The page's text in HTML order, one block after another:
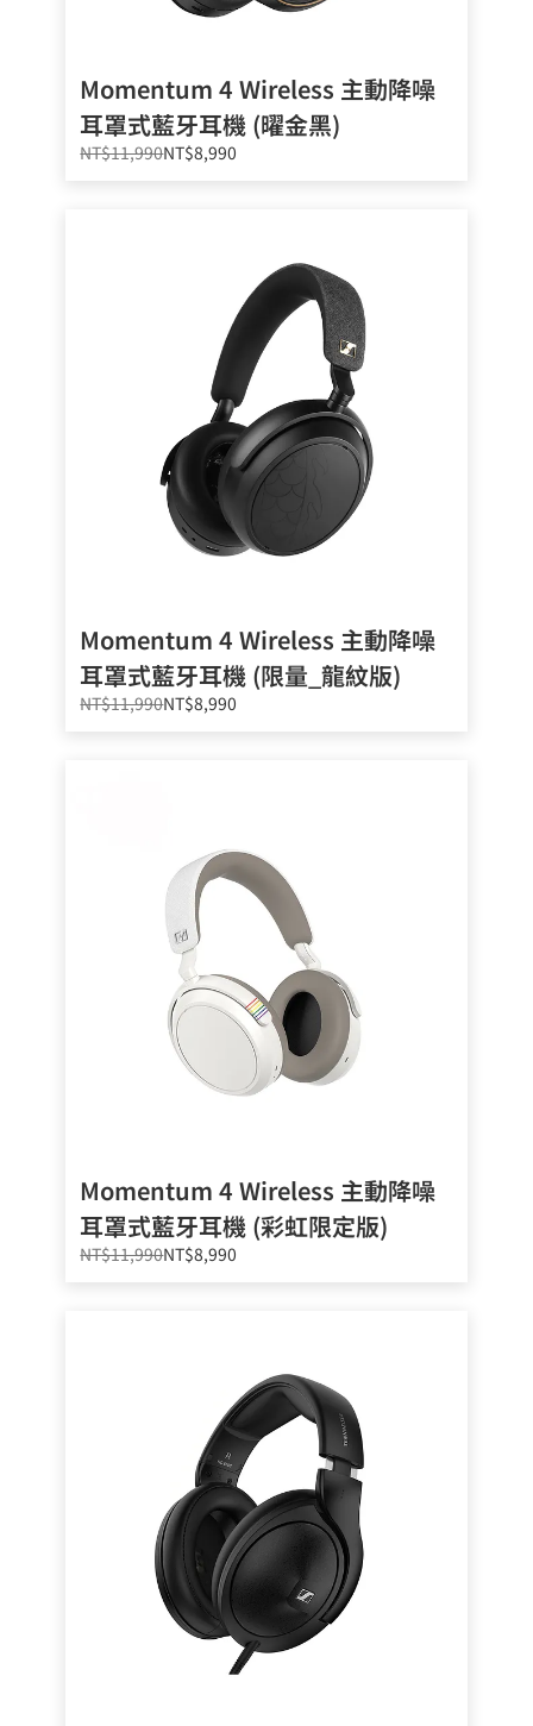
Momentum 4 Wireless 主動降噪
耳罩式藍牙耳機 (曜金黑)
NT$11,990NT$8,990
Momentum 4 Wireless 主動降噪
耳罩式藍牙耳機 (限量_龍紋版)
NT$11,990NT$8,990
Momentum 4 Wireless 主動降噪
耳罩式藍牙耳機 (彩虹限定版)
NT$11,990NT$8,990